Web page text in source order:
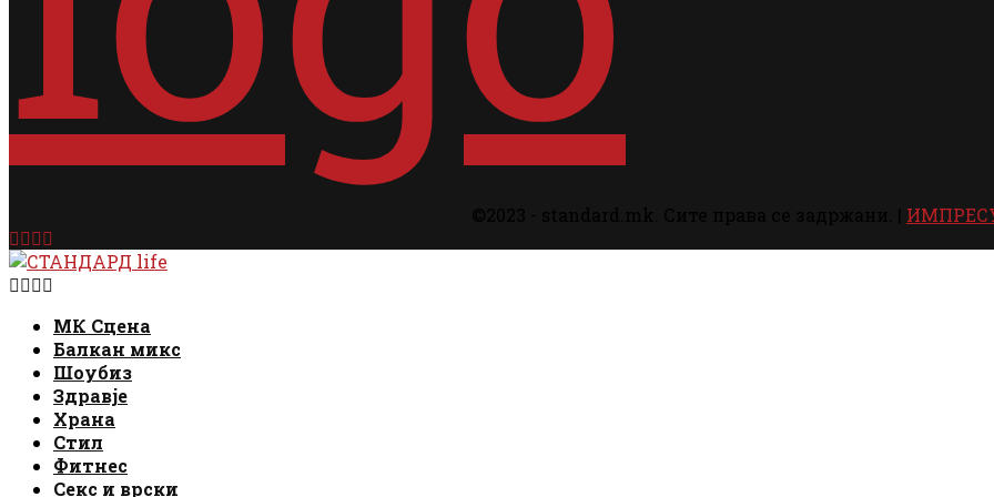
Facebook
Instagram
Email
Facebook
Instagram
Email
МК Сцена
Балкан микс
Шоубиз
Здравје
Храна
Стил
Фитнес
Секс и врски